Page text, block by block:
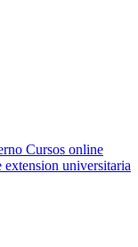
Cursos online
extension universitaria